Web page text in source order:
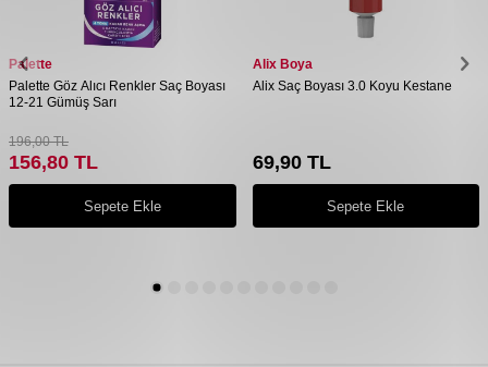
Palette
Palette Göz Alıcı Renkler Saç Boyası
12-21 Gümüş Sarı
196,00TL
156,80 TL
Sepete Ekle
Alix Boya
Alix Saç Boyası 3.0 Koyu Kestane
69,90TL
Sepete Ekle